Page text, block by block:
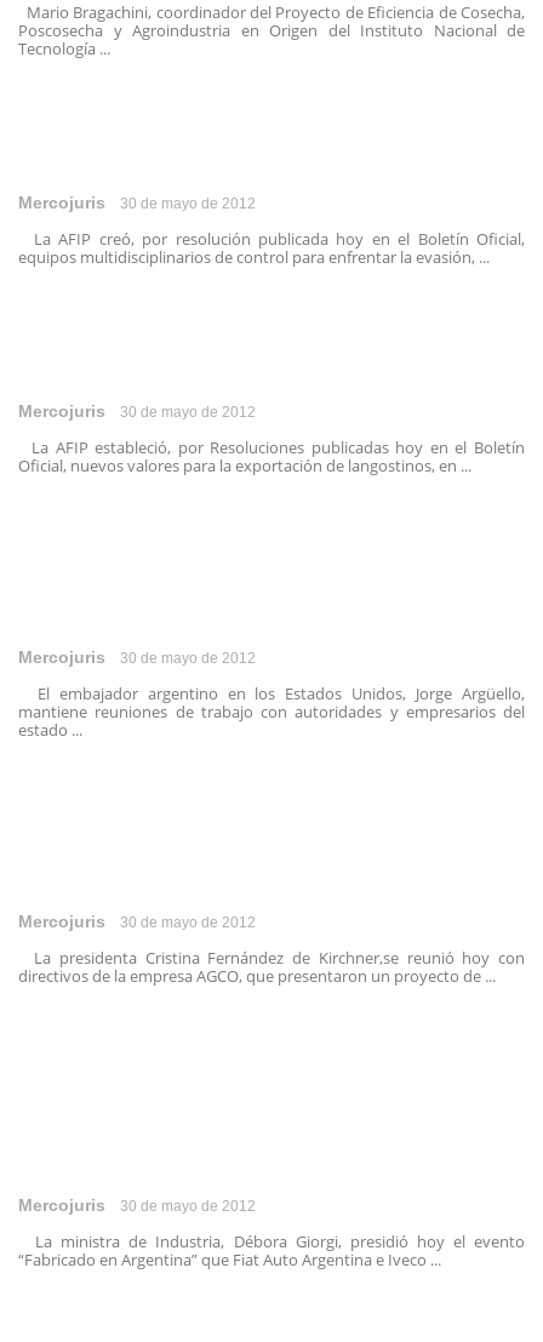
Mario Bragachini, coordinador del Proyecto de Eficiencia de Cosecha,
Poscosecha y Agroindustria en Origen del Instituto Nacional de
Tecnología ...
Mercojuris 30 de mayo de 2012
La AFIP creó, por resolución publicada hoy en el Boletín Oficial,
equipos multidisciplinarios de control para enfrentar la evasión, ...
Mercojuris 30 de mayo de 2012
La AFIP estableció, por Resoluciones publicadas hoy en el Boletín
Oficial, nuevos valores para la exportación de langostinos, en ...
Mercojuris 30 de mayo de 2012
El embajador argentino en los Estados Unidos, Jorge Argüello,
mantiene reuniones de trabajo con autoridades y empresarios del
estado ...
Mercojuris 30 de mayo de 2012
La presidenta Cristina Fernández de Kirchner,se reunió hoy con
directivos de la empresa AGCO, que presentaron un proyecto de ...
Mercojuris 30 de mayo de 2012
La ministra de Industria, Débora Giorgi, presidió hoy el evento
“Fabricado en Argentina” que Fiat Auto Argentina e Iveco ...